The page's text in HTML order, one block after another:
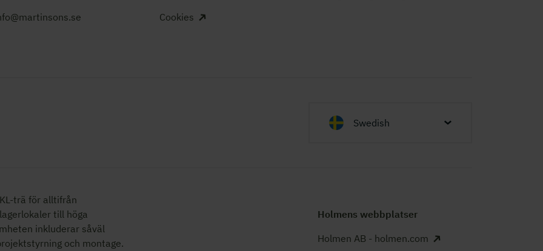
Cookies
Swedish
trä för alltifrån
till höga
inkluderar såväl
och montage.
Holmens webbplatser
Holmen AB - holmen.com